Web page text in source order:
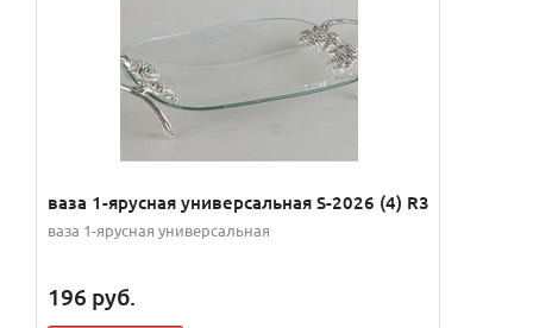
ваза 1-ярусная универсальная S-2026 (4) R3
ваза 1-ярусная универсальная
196 руб.